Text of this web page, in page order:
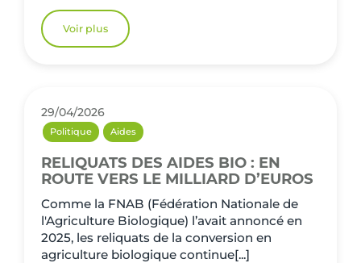
Voir plus
29/04/2026
Politique Aides
RELIQUATS DES AIDES BIO : EN
ROUTE VERS LE MILLIARD D’EUROS
Comme la FNAB (Fédération Nationale de
l'Agriculture Biologique) l’avait annoncé en
2025, les reliquats de la conversion en
agriculture biologique continue[...]